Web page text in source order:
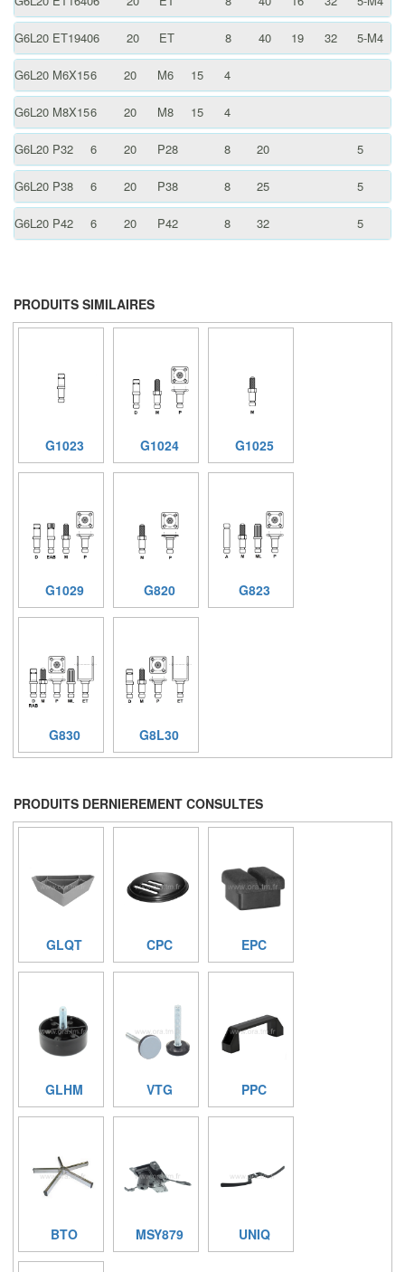
G6L20 ET19406 20 ET 8 40 19 32 5-M4
G6L20 M6X156 20 M6 15 4
G6L20 M8X156 20 M8 15 4
G6L20 P32 6 20 P28 8 20 5
G6L20 P38 6 20 P38 8 25 5
G6L20 P42 6 20 P42 8 32 5
PRODUITS SIMILAIRES
G1023 G1024 G1025
G1029 G820 G823
G830 G8L30
PRODUITS DERNIEREMENT CONSULTES
GLQT CPC EPC
GLHM VTG PPC
BTO MSY879 UNIQ